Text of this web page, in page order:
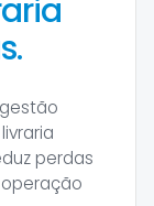
perdas